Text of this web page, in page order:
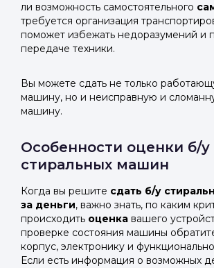
ли возможность самостоятельного
требуется организация
поможет избежать недоразумений и
передаче техники.
Вы можете сдать не только
машину, но и неисправную и
машину.
Особенности оценки б/у
стиральных машин
Когда вы решите сдать б/у
за деньги, важно знать, по каким
происходить оценка вашего
проверке состояния машины
корпус, электронику и
Если есть информация о возможных